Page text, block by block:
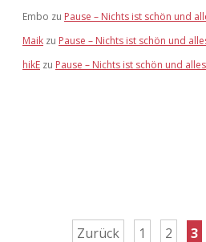
Embo zu Pause – Nichts ist schön und
Maik zu Pause – Nichts ist schön und
hikE zu Pause – Nichts ist schön und
Zurück 1 2 3